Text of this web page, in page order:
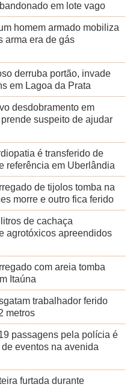
em lote vago
homem armado mobiliza
arma era de gás
derruba portão, invade
em Lagoa da Prata
desdobramento em
suspeito de ajudar
é transferido de
referência em Uberlândia
de tijolos tomba na
morre e outro fica ferido
de cachaça
agrotóxicos apreendidos
com areia tomba
Itaúna
trabalhador ferido
metros
passagens pela polícia é
eventos na avenida
furtada durante